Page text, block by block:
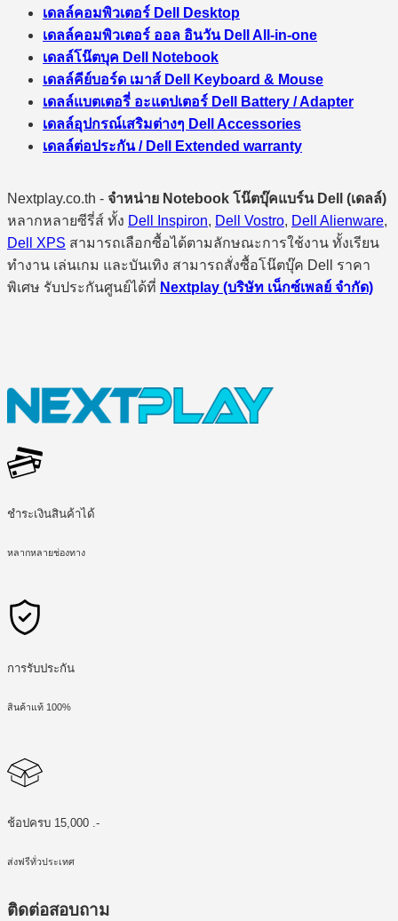
เดลล์คอมพิวเตอร์ Dell Desktop
เดลล์คอมพิวเตอร์ ออล อินวัน Dell All-in-one
เดลล์โน๊ตบุค Dell Notebook
เดลล์คีย์บอร์ด เมาส์ Dell Keyboard & Mouse
เดลล์แบตเตอรี่ อะแดปเตอร์ Dell Battery / Adapter
เดลล์อุปกรณ์เสริมต่างๆ Dell Accessories
เดลล์ต่อประกัน / Dell Extended warranty
Nextplay.co.th - จำหน่าย Notebook โน๊ตบุ๊คแบร์น Dell (เดลล์)
หลากหลายซีรี่ส์ ทั้ง Dell Inspiron, Dell Vostro, Dell Alienware,
Dell XPS สามารถเลือกซื้อได้ตามลักษณะการใช้งาน ทั้งเรียน
ทำงาน เล่นเกม และบันเทิง สามารถสั่งซื้อโน๊ตบุ๊ค Dell ราคา
พิเศษ รับประกันศูนย์ได้ที่ Nextplay (บริษัท เน็กซ์เพลย์ จำกัด)
ชำระเงินสินค้าได้
หลากหลายช่องทาง
การรับประกัน
สินค้าแท้ 100%
ช้อปครบ 15,000 .-
ส่งฟรีทั่วประเทศ
ติดต่อสอบถาม